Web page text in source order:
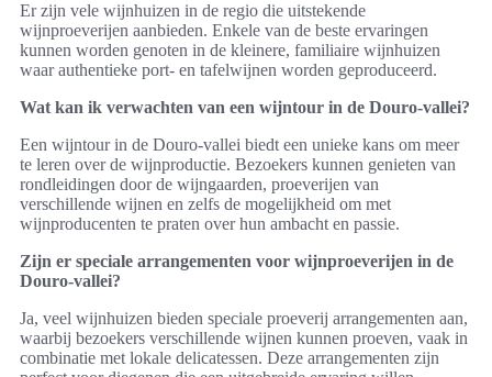
Er zijn vele wijnhuizen in de regio die uitstekende
wijnproeverijen aanbieden. Enkele van de beste ervaringen
kunnen worden genoten in de kleinere, familiaire wijnhuizen
waar authentieke port- en tafelwijnen worden geproduceerd.
Wat kan ik verwachten van een wijntour in de Douro-vallei?
Een wijntour in de Douro-vallei biedt een unieke kans om meer
te leren over de wijnproductie. Bezoekers kunnen genieten van
rondleidingen door de wijngaarden, proeverijen van
verschillende wijnen en zelfs de mogelijkheid om met
wijnproducenten te praten over hun ambacht en passie.
Zijn er speciale arrangementen voor wijnproeverijen in de
Douro-vallei?
Ja, veel wijnhuizen bieden speciale proeverij arrangementen aan,
waarbij bezoekers verschillende wijnen kunnen proeven, vaak in
combinatie met lokale delicatessen. Deze arrangementen zijn